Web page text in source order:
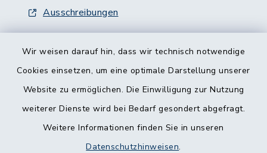
Wir weisen darauf hin, dass wir technisch notwendige
Cookies einsetzen, um eine optimale Darstellung unserer
Website zu ermöglichen. Die Einwilligung zur Nutzung
weiterer Dienste wird bei Bedarf gesondert abgefragt.
Weitere Informationen finden Sie in unseren
Datenschutzhinweisen.
Ausschreibungen
Barrierefreiheit